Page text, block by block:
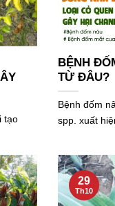
tạo
BỆNH
TỪ ĐÂU?
Bệnh đốm
spp. xuất
29
Th10